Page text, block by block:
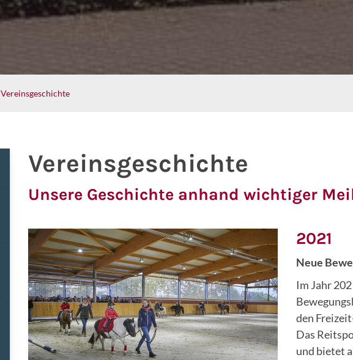
Vereinsgeschichte
Vereinsgeschichte
Unsere Geschichte anhand wichtiger
2021
Neue
Im Jahr
den
Das
und bietet